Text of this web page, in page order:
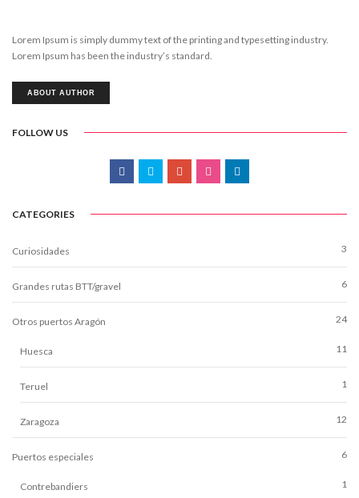
Lorem Ipsum is simply dummy text of the printing and typesetting industry.
Lorem Ipsum has been the industry’s standard.
ABOUT AUTHOR
FOLLOW US
CATEGORIES
Curiosidades 3
Grandes rutas BTT/gravel 6
Otros puertos Aragón 24
Huesca 11
Teruel 1
Zaragoza 12
Puertos especiales 6
Contrebandiers 1